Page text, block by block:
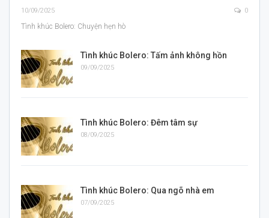
10/09/2025 0
Tình khúc Bolero: Chuyện hẹn hò
Tình khúc Bolero: Tấm ảnh không hồn
09/09/2025
Tình khúc Bolero: Đêm tâm sự
08/09/2025
Tình khúc Bolero: Qua ngõ nhà em
07/09/2025